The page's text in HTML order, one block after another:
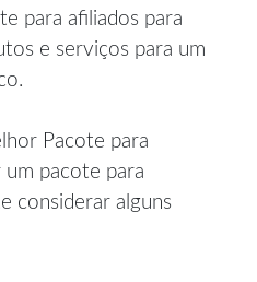
para afiliados para
e serviços para um
Pacote para
pacote para
considerar alguns